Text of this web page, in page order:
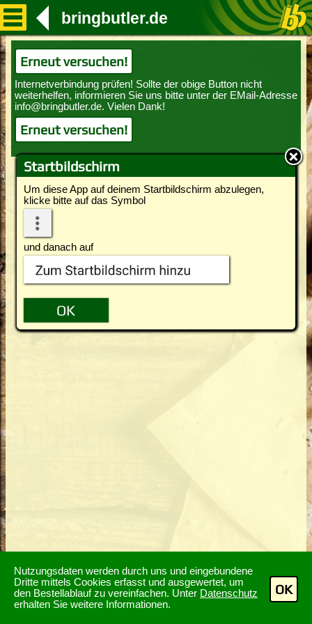
Nutzungsdaten werden durch uns und eingebundene
Dritte mittels Cookies erfasst und ausgewertet, um
den Bestellablauf zu vereinfachen. Unter Datenschutz
erhalten Sie weitere Informationen.
OK
Startbildschirm
Um diese App auf deinem Startbildschirm abzulegen,
klicke bitte auf das Symbol
und danach auf
bringbutler.de
Erneut versuchen!
Erneut versuchen!